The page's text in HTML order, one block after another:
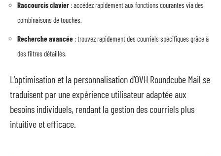
Raccourcis clavier : accédez rapidement aux fonctions courantes via des
combinaisons de touches.
Recherche avancée : trouvez rapidement des courriels spécifiques grâce à
des filtres détaillés.
L’optimisation et la personnalisation d’OVH Roundcube Mail se
traduisent par une expérience utilisateur adaptée aux
besoins individuels, rendant la gestion des courriels plus
intuitive et efficace.